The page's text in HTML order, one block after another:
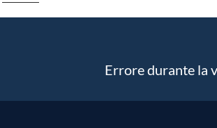
Errore durante la